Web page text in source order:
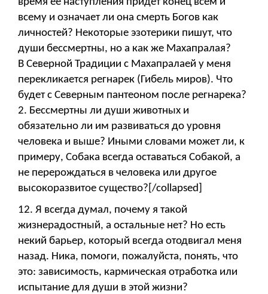
всему и означает ли она смерть Богов как
личностей? Некоторые эзотерики пишут, что
души бессмертны, но а как же Махапралая?
В Северной Традиции с Махапралаей у меня
перекликается регнарек (Гибель миров). Что
будет с Северным пантеоном после регнарека?
2. Бессмертны ли души животных и
обязательно ли им развиваться до уровня
человека и выше? Иными словами может ли, к
примеру, Собака всегда оставаться Собакой, а
не перерождаться в человека или другое
высокоразвитое существо?[/collapsed]
12. Я всегда думал, почему я такой
жизнерадостный, а остальные нет? Но есть
некий барьер, который всегда отодвигал меня
назад. Ника, помоги, пожалуйста, понять, что
это: зависимость, кармическая отработка или
испытание для души в этой жизни?